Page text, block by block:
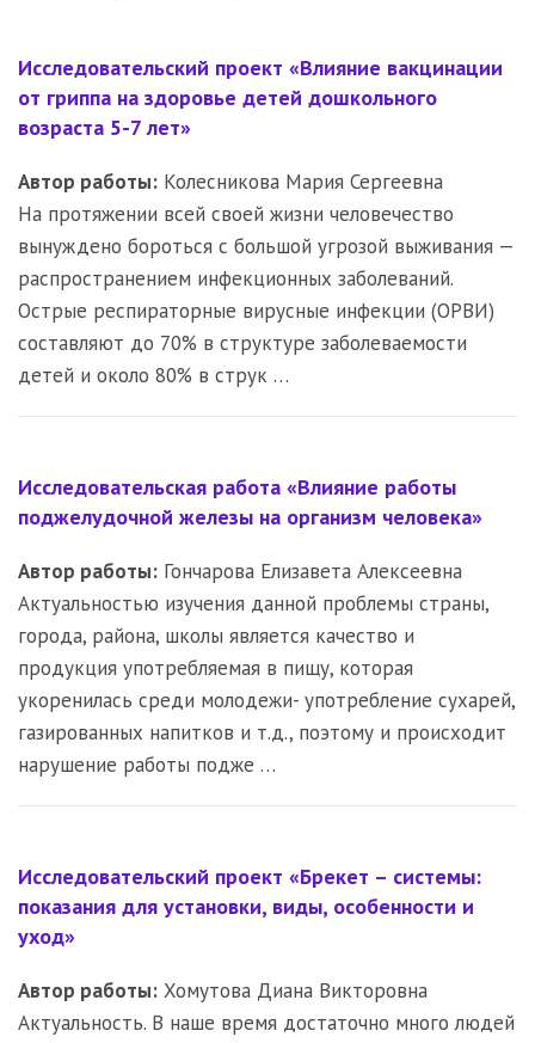
Исследовательский проект «Влияние вакцинации
от гриппа на здоровье детей дошкольного
возраста 5-7 лет»
Автор работы: Колесникова Мария Сергеевна
На протяжении всей своей жизни человечество
вынуждено бороться с большой угрозой выживания —
распространением инфекционных заболеваний.
Острые респираторные вирусные инфекции (ОРВИ)
составляют до 70% в структуре заболеваемости
детей и около 80% в струк …
Исследовательская работа «Влияние работы
поджелудочной железы на организм человека»
Автор работы: Гончарова Елизавета Алексеевна
Актуальностью изучения данной проблемы страны,
города, района, школы является качество и
продукция употребляемая в пищу, которая
укоренилась среди молодежи- употребление сухарей,
газированных напитков и т.д., поэтому и происходит
нарушение работы подже …
Исследовательский проект «Брекет – системы:
показания для установки, виды, особенности и
уход»
Автор работы: Хомутова Диана Викторовна
Актуальность. В наше время достаточно много людей